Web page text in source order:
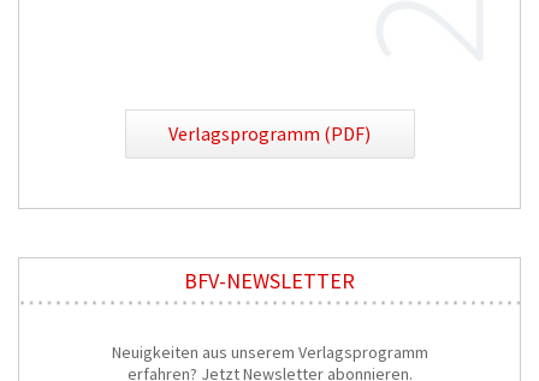
Verlagsprogramm (PDF)
BFV-NEWSLETTER
Neuigkeiten aus unserem Verlagsprogramm
erfahren? Jetzt Newsletter abonnieren.